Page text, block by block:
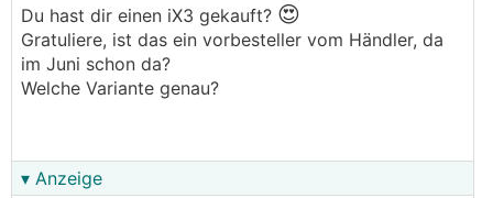
..
Du hast dir einen iX3 gekauft? 😍
Gratuliere, ist das ein vorbesteller vom Händler, da
im Juni schon da?
Welche Variante genau?
▾ Anzeige